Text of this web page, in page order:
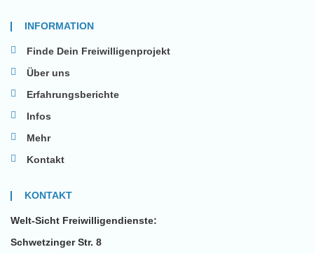
INFORMATION
Finde Dein Freiwilligenprojekt
Über uns
Erfahrungsberichte
Infos
Mehr
Kontakt
KONTAKT
Welt-Sicht Freiwilligendienste:
Schwetzinger Str. 8